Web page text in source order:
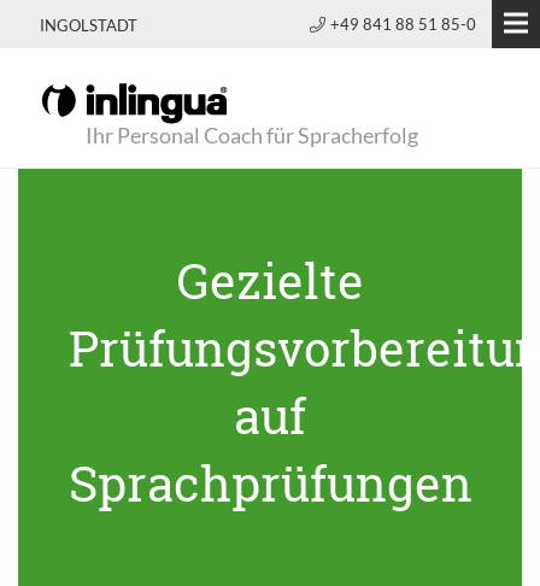
INGOLSTADT +49 841 88 51 85-0
Ihr Personal Coach für Spracherfolg
Gezielte
auf
Sprachprüfungen